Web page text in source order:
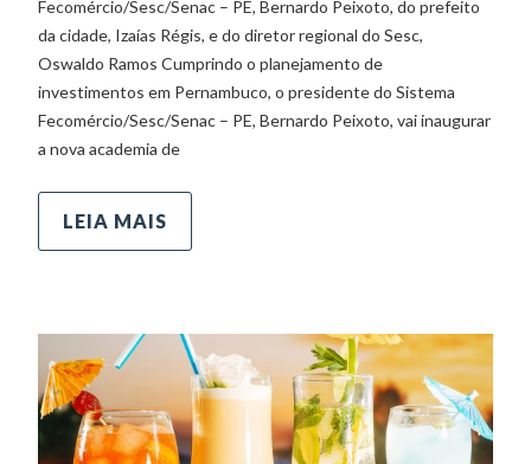
Fecomércio/Sesc/Senac – PE, Bernardo Peixoto, do prefeito
da cidade, Izaías Régis, e do diretor regional do Sesc,
Oswaldo Ramos Cumprindo o planejamento de
investimentos em Pernambuco, o presidente do Sistema
Fecomércio/Sesc/Senac – PE, Bernardo Peixoto, vai inaugurar
a nova academia de
LEIA MAIS